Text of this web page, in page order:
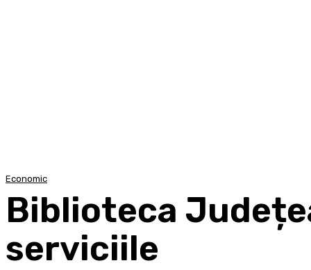
Economic
Biblioteca
serviciile